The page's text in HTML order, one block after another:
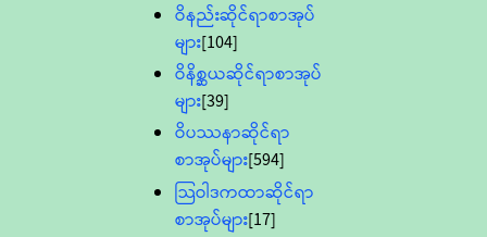
ဝိနည်းဆိုင်ရာစာအုပ်
များ[104]
ဝိနိစ္ဆယဆိုင်ရာစာအုပ်
များ[39]
ဝိပဿနာဆိုင်ရာ
စာအုပ်များ[594]
သြဝါဒကထာဆိုင်ရာ
စာအုပ်များ[17]